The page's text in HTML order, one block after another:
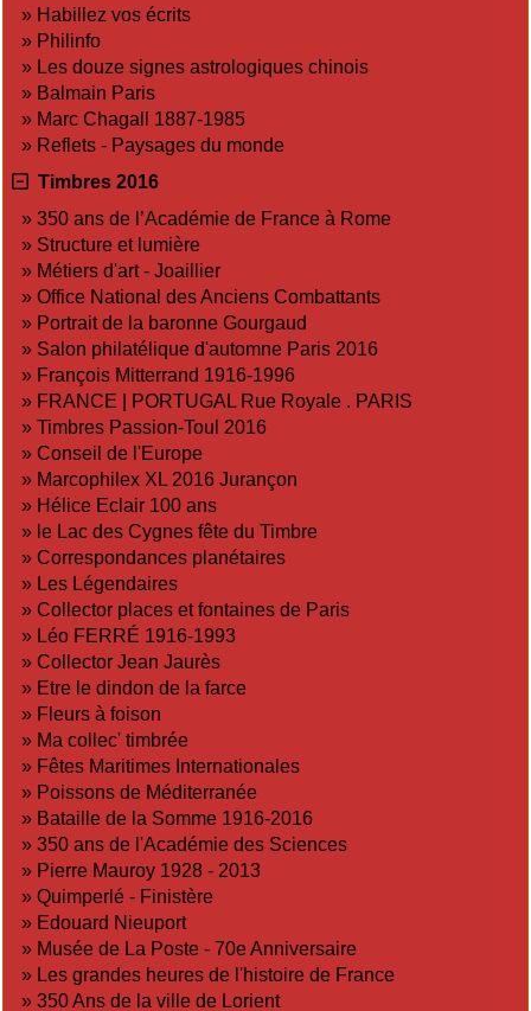
» Habillez vos écrits
» Philinfo
» Les douze signes astrologiques chinois
» Balmain Paris
» Marc Chagall 1887-1985
» Reflets - Paysages du monde
Timbres 2016
» 350 ans de l’Académie de France à Rome
» Structure et lumière
» Métiers d'art - Joaillier
» Office National des Anciens Combattants
» Portrait de la baronne Gourgaud
» Salon philatélique d'automne Paris 2016
» François Mitterrand 1916-1996
» FRANCE | PORTUGAL Rue Royale . PARIS
» Timbres Passion-Toul 2016
» Conseil de l'Europe
» Marcophilex XL 2016 Jurançon
» Hélice Eclair 100 ans
» le Lac des Cygnes fête du Timbre
» Correspondances planétaires
» Les Légendaires
» Collector places et fontaines de Paris
» Léo FERRÉ 1916-1993
» Collector Jean Jaurès
» Etre le dindon de la farce
» Fleurs à foison
» Ma collec' timbrée
» Fêtes Maritimes Internationales
» Poissons de Méditerranée
» Bataille de la Somme 1916-2016
» 350 ans de l'Académie des Sciences
» Pierre Mauroy 1928 - 2013
» Quimperlé - Finistère
» Edouard Nieuport
» Musée de La Poste - 70e Anniversaire
» Les grandes heures de l'histoire de France
» 350 Ans de la ville de Lorient